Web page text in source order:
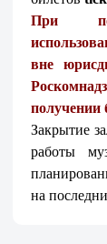
При
вне
получении
Закрытие
работы
на